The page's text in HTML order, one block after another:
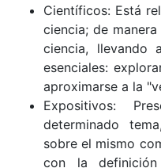
Científicos: Está
ciencia; de
ciencia, llevando
esenciales:
aproximarse a la
Expositivos:
determinado
sobre el mismo
con la